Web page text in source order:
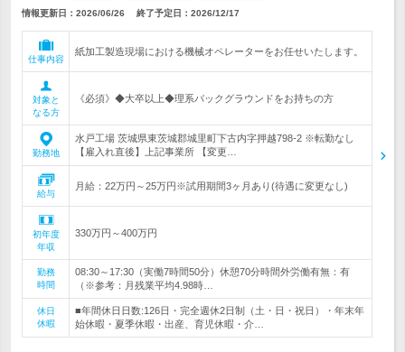
情報更新日：2026/06/26 終了予定日： 2026/12/17
仕事内容
紙加工製造現場における機械オペレーターをお任せいたします。
対象と
なる方
《必須》◆大卒以上◆理系バックグラウンドをお持ちの方
勤務地
水戸工場 茨城県東茨城郡城里町下古内字押越798-2 ※転勤なし
【雇入れ直後】上記事業所 【変更…
給与
月給：22万円～25万円※試用期間3ヶ月あり(待遇に変更なし)
初年度
年収
330万円～400万円
勤務
時間
08:30～17:30（実働7時間50分）休憩70分時間外労働有無：有
（※参考：月残業平均4.98時…
休日
休暇
■年間休日日数:126日・完全週休2日制（土・日・祝日）・年末年
始休暇・夏季休暇・出産、育児休暇・介…